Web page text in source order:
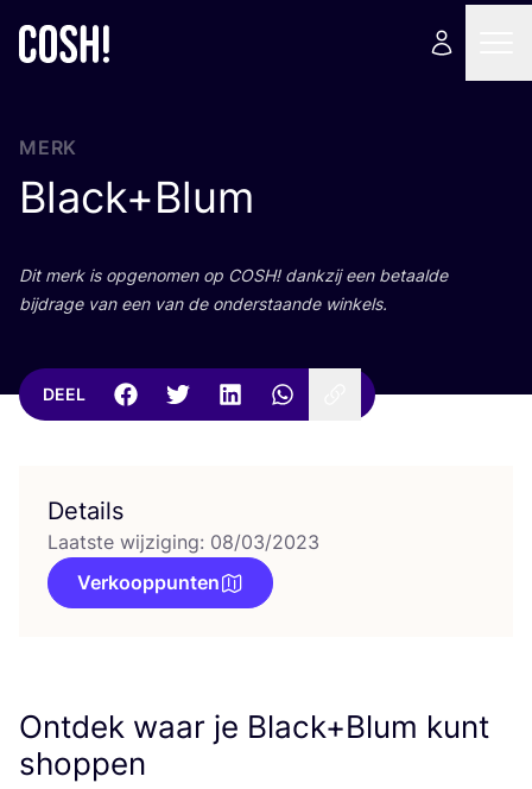
MERK
Black+Blum
Dit merk is opge­no­men op COSH! dank­zij een betaal­de
bij­dra­ge van een van de onder­staan­de winkels.
DEEL
Details
Laatste wijziging: 08/03/2023
Verkooppunten
Ontdek waar je Black+Blum kunt
shoppen